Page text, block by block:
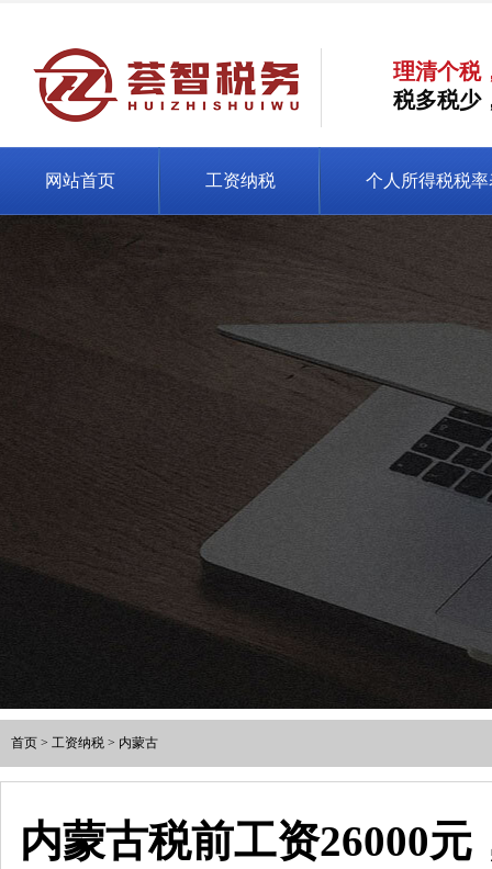
理清个税
税多税少
网站首页 工资纳税 个人所得税税率
首页 > 工资纳税 > 内蒙古
内蒙古税前工资26000